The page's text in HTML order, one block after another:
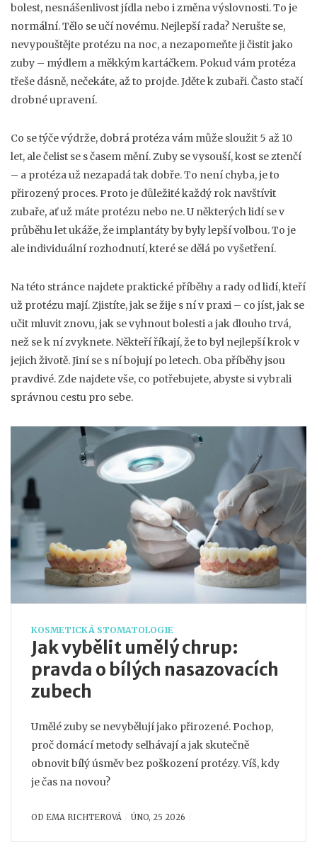
bolest, nesnášenlivost jídla nebo i změna výslovnosti. To je
normální. Tělo se učí novému. Nejlepší rada? Nerušte se,
nevypouštějte protézu na noc, a nezapomeňte ji čistit jako
zuby – mýdlem a měkkým kartáčkem. Pokud vám protéza
třeše dásně, nečekáte, až to projde. Jděte k zubaři. Často stačí
drobné upravení.
Co se týče výdrže, dobrá protéza vám může sloužit 5 až 10
let, ale čelist se s časem mění. Zuby se vysouší, kost se ztenčí
– a protéza už nezapadá tak dobře. To není chyba, je to
přirozený proces. Proto je důležité každý rok navštívit
zubaře, ať už máte protézu nebo ne. U některých lidí se v
průběhu let ukáže, že implantáty by byly lepší volbou. To je
ale individuální rozhodnutí, které se dělá po vyšetření.
Na této stránce najdete praktické příběhy a rady od lidí, kteří
už protézu mají. Zjistíte, jak se žije s ní v praxi – co jíst, jak se
učit mluvit znovu, jak se vyhnout bolesti a jak dlouho trvá,
než se k ní zvyknete. Někteří říkají, že to byl nejlepší krok v
jejich životě. Jiní se s ní bojují po letech. Oba příběhy jsou
pravdivé. Zde najdete vše, co potřebujete, abyste si vybrali
správnou cestu pro sebe.
KOSMETICKÁ STOMATOLOGIE
Jak vybělit umělý chrup:
pravda o bílých nasazovacích
zubech
Umělé zuby se nevybělují jako přirozené. Pochop,
proč domácí metody selhávají a jak skutečně
obnovit bílý úsměv bez poškození protézy. Víš, kdy
je čas na novou?
OD EMA RICHTEROVÁ ÚNO, 25 2026